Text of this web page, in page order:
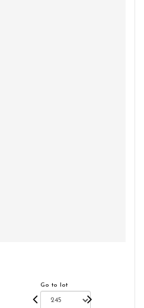
Go to lot